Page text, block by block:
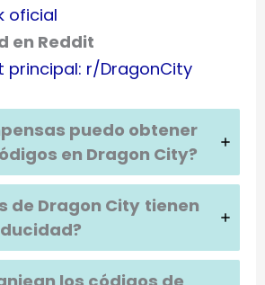
oficial
en Reddit
principal: r/DragonCity
puedo obtener
en Dragon City?
de Dragon City tienen